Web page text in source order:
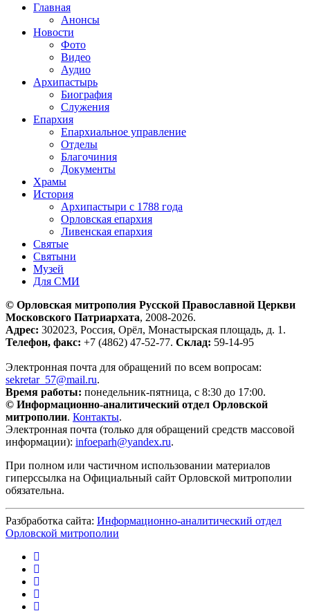
Главная
Анонсы
Новости
Фото
Видео
Аудио
Архипастырь
Биография
Служения
Епархия
Епархиальное управление
Отделы
Благочиния
Документы
Храмы
История
Архипастыри с 1788 года
Орловская епархия
Ливенская епархия
Святые
Святыни
Музей
Для СМИ
© Орловская митрополия Русской Православной Церкви
Московского Патриархата, 2008-2026.
Адрес: 302023, Россия, Орёл, Монастырская площадь, д. 1.
Телефон, факс: +7 (4862) 47-52-77. Склад: 59-14-95
Электронная почта для обращений по всем вопросам:
sekretar_57@mail.ru.
Время работы: понедельник-пятница, с 8:30 до 17:00.
© Информационно-аналитический отдел Орловской
митрополии. Контакты.
Электронная почта (только для обращений средств массовой
информации): infoeparh@yandex.ru.
При полном или частичном использовании материалов
гиперссылка на Официальный сайт Орловской митрополии
обязательна.
Разбработка сайта: Информационно-аналитический отдел
Орловской митрополии